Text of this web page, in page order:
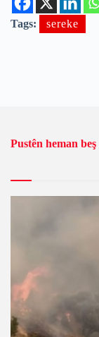
Tags: sereke
Pustên heman beş